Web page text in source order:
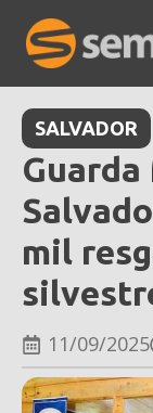
SALVADOR
mil
11/09/2025